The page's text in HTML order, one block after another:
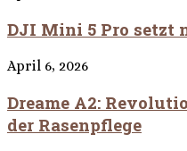
DJI Mini 5 Pro setzt
April 6, 2026
Dreame A2:
der Rasenpflege